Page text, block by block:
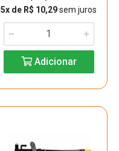
5x de R$ 10,29sem juros
Adicionar